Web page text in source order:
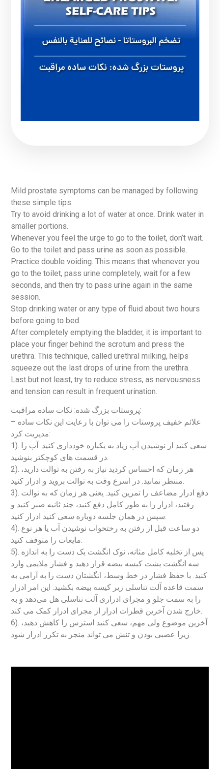
Mild prostate symptoms can be managed by following
these simple tips:
Try to avoid drinking a lot of water at once. Drink water in
smaller portions.
Whenever you feel the urge to go to the toilet, don’t wait.
Go to the toilet and pass urine as soon as possible.
Practice double voiding. This means that whenever you
go to the toilet, pass urine completely, wait for a few
seconds, and then try to pass urine again in the same
session.
Stop drinking water or any type of fluid about two hours
before going to bed.
After completely emptying the bladder, it is important to
place your finger behind the scrotum and press the
urethra. This technique, called urethral milking, helps
squeeze out the last drops of urine from the urethra.
Last but not least, try to reduce stress, as nervousness
and tension can result in frequent urination.
پروستات بزرگ شده: نکات ساده مراقبت:
– علائم خفیف پروستات را می توان با رعایت این نکات ساده
مدیریت کرد:
1). سعی کنید از نوشیدن آب زیاد به یکباره خودداری کنید. آب را
در قسمت های کوچکتر بنوشید.
2). هر زمان که احساس کردید نیاز به رفتن به توالت دارید،
منتظر نمانید. در اسرع وقت به توالت بروید و ادرار کنید.
3). دفع ادرار مضاعف را تمرین کنید. یعنی هر زمان که به توالت
رفتید، ادرار را به طور کامل دفع کنید، چند ثانیه صبر کنید و
سپس در همان جلسه دوباره سعی کنید ادرار کنید.
4). دو ساعت قبل از رفتن به رختخواب نوشیدن آب یا هر نوع
مایعات را متوقف کنید.
5). پس از تخلیه کامل مثانه، نوک انگشت یک دست را به اندازه
سه انگشت پشت کیسه بیضه قرار دهید و فشار ملایمی وارد
کنید. با حفظ فشار در خط وسط، انگشتان دست را به آرامی به
سمت قاعده آلت تناسلی زیر کیسه بیضه بکشید. این امر ادرار
را به سمت جلو و مجرای ادراری آلت تناسلی هل می‌دهد و به
خارج شدن آخرین قطرات ادرار از مجرای ادرار کمک می کند.
6). آخرین موضوع ولی مهم، سعی کنید استرس را کاهش دهید،
زیرا عصبی بودن و تنش می تواند منجر به تکرر ادرار شود.